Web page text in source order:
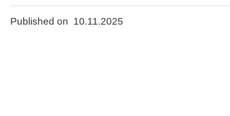
Published on 10.11.2025